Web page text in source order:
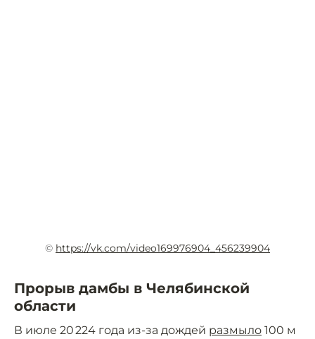
© https://vk.com/video169976904_456239904
Прорыв дамбы в Челябинской
области
В июле 20 224 года из-за дождей размыло 100 м